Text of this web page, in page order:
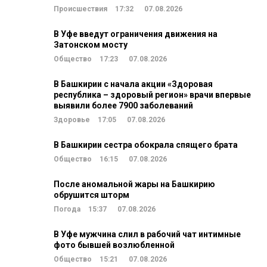
Происшествия 17:32 07.08.2026
В Уфе введут ограничения движения на
Затонском мосту
Общество 17:23 07.08.2026
В Башкирии с начала акции «Здоровая
республика – здоровый регион» врачи впервые
выявили более 7900 заболеваний
Здоровье 17:05 07.08.2026
В Башкирии сестра обокрала спящего брата
Общество 16:15 07.08.2026
После аномальной жары на Башкирию
обрушится шторм
Погода 15:37 07.08.2026
В Уфе мужчина слил в рабочий чат интимные
фото бывшей возлюбленной
Общество 15:21 07.08.2026